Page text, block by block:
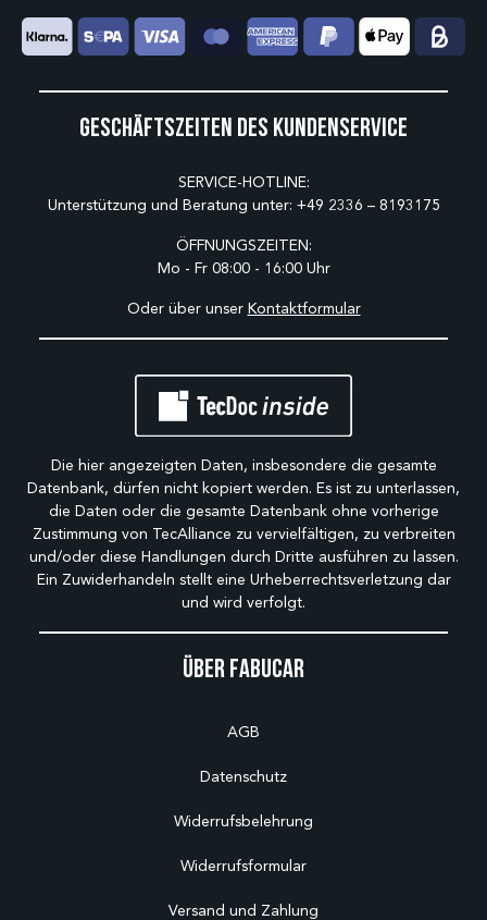
Über Fabucar
AGB
Datenschutz
Widerrufsbelehrung
Widerrufsformular
Versand und Zahlung
Geschäftszeiten des Kundenservice
SERVICE-HOTLINE:
Unterstützung und Beratung unter: +49 2336 – 8193175
ÖFFNUNGSZEITEN:
Mo - Fr 08:00 - 16:00 Uhr
Oder über unser Kontaktformular
Die hier angezeigten Daten, insbesondere die gesamte
Datenbank, dürfen nicht kopiert werden. Es ist zu unterlassen,
die Daten oder die gesamte Datenbank ohne vorherige
Zustimmung von TecAlliance zu vervielfältigen, zu verbreiten
und/oder diese Handlungen durch Dritte ausführen zu lassen.
Ein Zuwiderhandeln stellt eine Urheberrechtsverletzung dar
und wird verfolgt.